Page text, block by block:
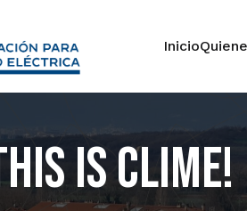
Inicio
is CLIME!